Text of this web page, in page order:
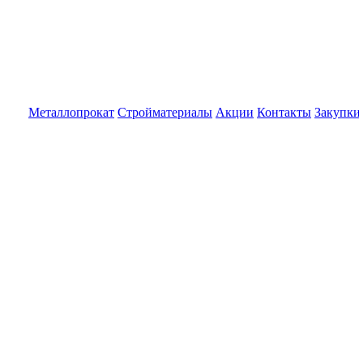
Металлопрокат Стройматериалы Акции Контакты Закупки